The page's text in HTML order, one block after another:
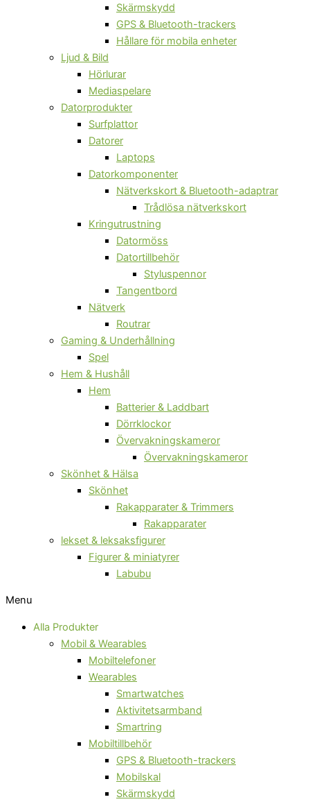
Skärmskydd
GPS & Bluetooth-trackers
Hållare för mobila enheter
Ljud & Bild
Hörlurar
Mediaspelare
Datorprodukter
Surfplattor
Datorer
Laptops
Datorkomponenter
Nätverkskort & Bluetooth-adaptrar
Trådlösa nätverkskort
Kringutrustning
Datormöss
Datortillbehör
Styluspennor
Tangentbord
Nätverk
Routrar
Gaming & Underhållning
Spel
Hem & Hushåll
Hem
Batterier & Laddbart
Dörrklockor
Övervakningskameror
Övervakningskameror
Skönhet & Hälsa
Skönhet
Rakapparater & Trimmers
Rakapparater
lekset & leksaksfigurer
Figurer & miniatyrer
Labubu
Menu
Alla Produkter
Mobil & Wearables
Mobiltelefoner
Wearables
Smartwatches
Aktivitetsarmband
Smartring
Mobiltillbehör
GPS & Bluetooth-trackers
Mobilskal
Skärmskydd